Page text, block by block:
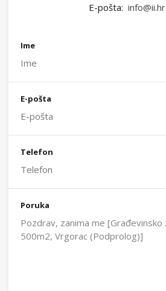
E-pošta: info@ii.hr
Ime
E-pošta
Telefon
Poruka